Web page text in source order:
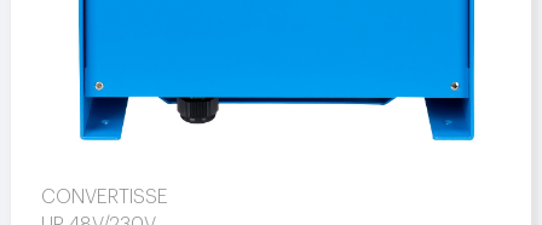
CONVERTISSE